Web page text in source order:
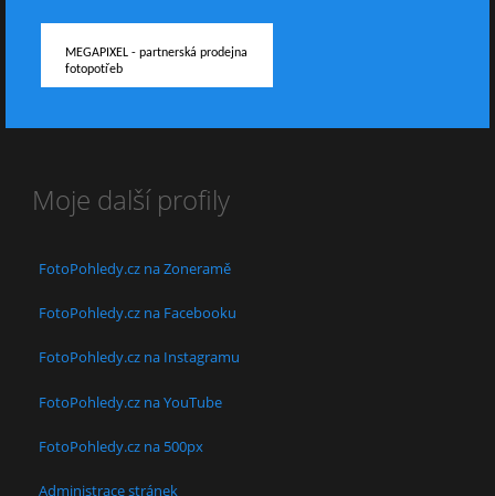
MEGAPIXEL - partnerská prodejna
fotopotřeb
Moje další profily
FotoPohledy.cz na Zoneramě
FotoPohledy.cz na Facebooku
FotoPohledy.cz na Instagramu
FotoPohledy.cz na YouTube
FotoPohledy.cz na 500px
Administrace stránek